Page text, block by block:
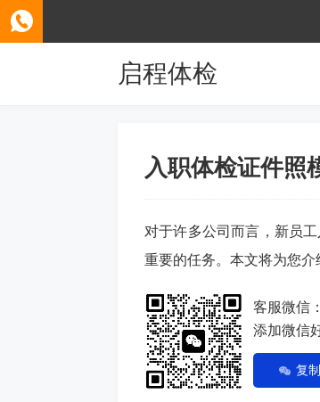
启程体检
入职体检证件照
对于许多公司而言，新员
重要的任务。本文将为您介
客服微信：
添加微信
复